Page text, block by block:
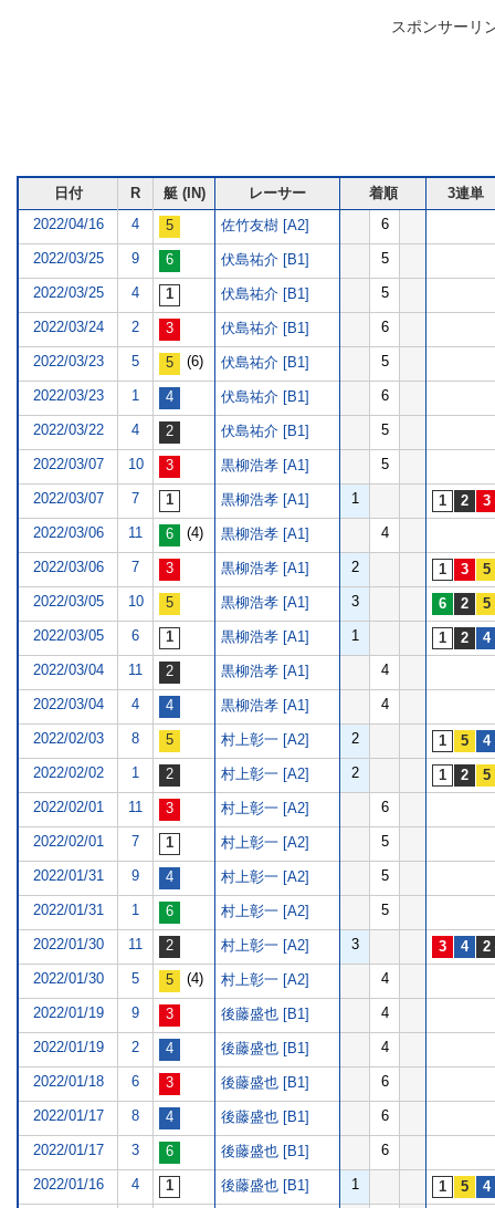
スポンサーリ
日付 R 艇 (IN) レーサー 着順
3連単
2022/04/16
4 佐竹友樹 [A2] 6
2022/03/25 9 伏島祐介 [B1] 5
2022/03/25 4 伏島祐介 [B1] 5
2022/03/24 2 伏島祐介 [B1] 6
2022/03/23 5 (6) 伏島祐介 [B1] 5
2022/03/23 1 伏島祐介 [B1] 6
2022/03/22 4 伏島祐介 [B1] 5
2022/03/07 10 黒柳浩孝 [A1] 5
2022/03/07 7 黒柳浩孝 [A1] 1
2022/03/06 11 (4) 黒柳浩孝 [A1] 4
2022/03/06 7 黒柳浩孝 [A1] 2
2022/03/05 10 黒柳浩孝 [A1] 3
2022/03/05 6 黒柳浩孝 [A1] 1
2022/03/04 11 黒柳浩孝 [A1] 4
2022/03/04 4 黒柳浩孝 [A1] 4
2022/02/03 8 村上彰一 [A2] 2
2022/02/02 1 村上彰一 [A2] 2
2022/02/01 11 村上彰一 [A2] 6
2022/02/01 7 村上彰一 [A2] 5
2022/01/31 9 村上彰一 [A2] 5
2022/01/31 1 村上彰一 [A2] 5
2022/01/30 11 村上彰一 [A2] 3
2022/01/30 5 (4) 村上彰一 [A2] 4
2022/01/19 9 後藤盛也 [B1] 4
2022/01/19 2 後藤盛也 [B1] 4
2022/01/18 6 後藤盛也 [B1] 6
2022/01/17 8 後藤盛也 [B1] 6
2022/01/17 3 後藤盛也 [B1] 6
2022/01/16 4 後藤盛也 [B1] 1